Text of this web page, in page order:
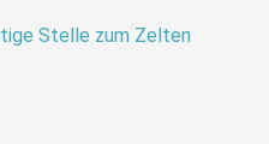
Stelle zum Zelten